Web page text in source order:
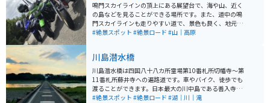
鳴門スカイラインの頂上にある展望台で、海や山、近く
の島などを見ることができる場所です。また、道中の鳴
門スカイラインも走りやすい道で、景色も良く、地元の
ツーリングスポットとして有名です。展望台には自販機
#絶景スポット #絶景ロード #山｜高原
川島潜水橋
川島潜水橋は四国八十八カ所霊場第10番札所切幡寺～第
11番札所藤井寺への遍路道です。車やバイク、徒歩でも
渡ることができます。日本最大の川中島である善入寺島
と川島町を結んでいます。 台風や大雨の日は川が増水し
#絶景スポット #絶景ロード #湖｜川｜滝